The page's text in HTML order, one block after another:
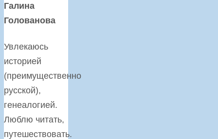
Галина
Голованова
Увлекаюсь
историей
(преимущественно
русской),
генеалогией.
Люблю читать,
путешествовать.